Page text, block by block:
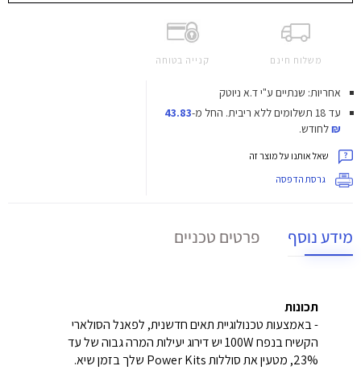
משלוח חינם קנייה בטוחה
אחריות: שנתיים ע"י ד.א ניוטק
עד 18 תשלומים ללא ריבית.
החל מ-43.83
₪לחודש.
שאל אותנו על מוצר זה
גרסת הדפסה
מידע נוסף פרטים טכניים
תכונות
- באמצעות טכנולוגיית תאים חדשנית, לפאנל הסולארי
הקשיח בנפח 100W יש דירוג יעילות המרה גבוה של עד
23%, מטעין את סוללות Power Kits שלך בזמן שיא.